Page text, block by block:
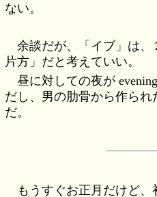
ない。
余談だが、「イブ」は、
片方」だと考えていい。
昼に対しての夜が
だし、男の肋骨から作られ
だ。
もうすぐお正月だけど、